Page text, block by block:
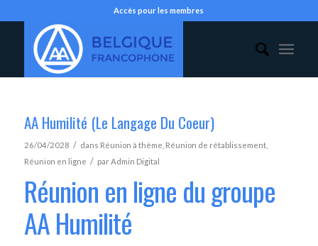
Accès pour les membres
AA Humilité (Le Langage Du Coeur)
26/04/2028 / dans Réunion à thème Réunion de rétablissement,
Réunion en ligne / parAdmin Digital
Réunion en ligne du groupe
AA Humilité